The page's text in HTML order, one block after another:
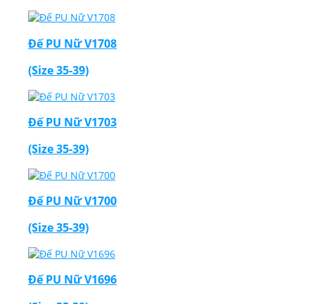
Đế PU Nữ V1708
(Size 35-39)
Đế PU Nữ V1703
(Size 35-39)
Đế PU Nữ V1700
(Size 35-39)
Đế PU Nữ V1696